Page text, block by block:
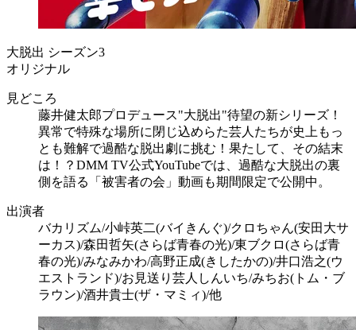
大脱出 シーズン3
オリジナル
見どころ
藤井健太郎プロデュース"大脱出"待望の新シリーズ！
異常で特殊な場所に閉じ込めらた芸人たちが史上もっ
とも難解で過酷な脱出劇に挑む！果たして、その結末
は！？DMM TV公式YouTubeでは、過酷な大脱出の裏
側を語る「被害者の会」動画も期間限定で公開中。
出演者
バカリズム/小峠英二(バイきんぐ)/クロちゃん(安田大サ
ーカス)/森田哲矢(さらば青春の光)/東ブクロ(さらば青
春の光)/みなみかわ/高野正成(きしたかの)/井口浩之(ウ
エストランド)/お見送り芸人しんいち/みちお(トム・ブ
ラウン)/酒井貴士(ザ・マミィ)/他